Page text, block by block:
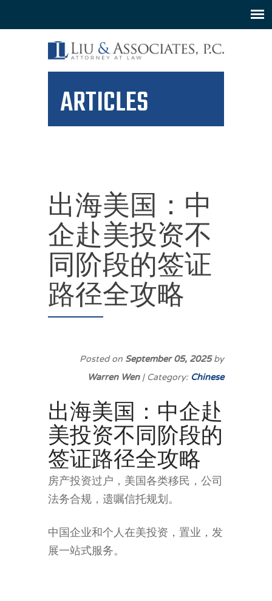
ARTICLES
出海美国：中
企赴美投资不
同阶段的签证
路径全攻略
Posted onSeptember 05, 2025by
Warren Wen| Category:Chinese
出海美国：中企赴
美投资不同阶段的
签证路径全攻略
房产投资过户，美国各类移民，公司
法务合规，遗嘱信托规划。
中国企业和个人在美投资，置业，发
展一站式服务。